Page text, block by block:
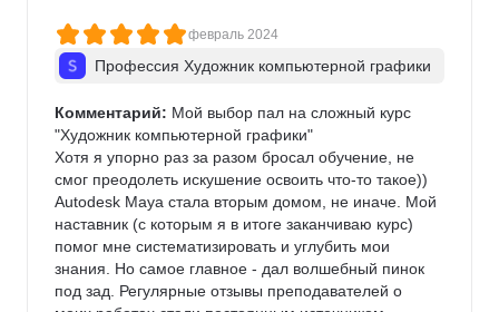
февраль 2024
Профессия Художник компьютерной графики
Комментарий: Мой выбор пал на сложный курс
"Художник компьютерной графики"
Хотя я упорно раз за разом бросал обучение, не
смог преодолеть искушение освоить что-то такое))
Autodesk Maya стала вторым домом, не иначе. Мой
наставник (с которым я в итоге заканчиваю курс)
помог мне систематизировать и углубить мои
знания. Но самое главное - дал волшебный пинок
под зад. Регулярные отзывы преподавателей о